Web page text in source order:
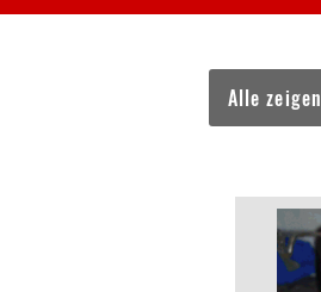
Alle zeigen